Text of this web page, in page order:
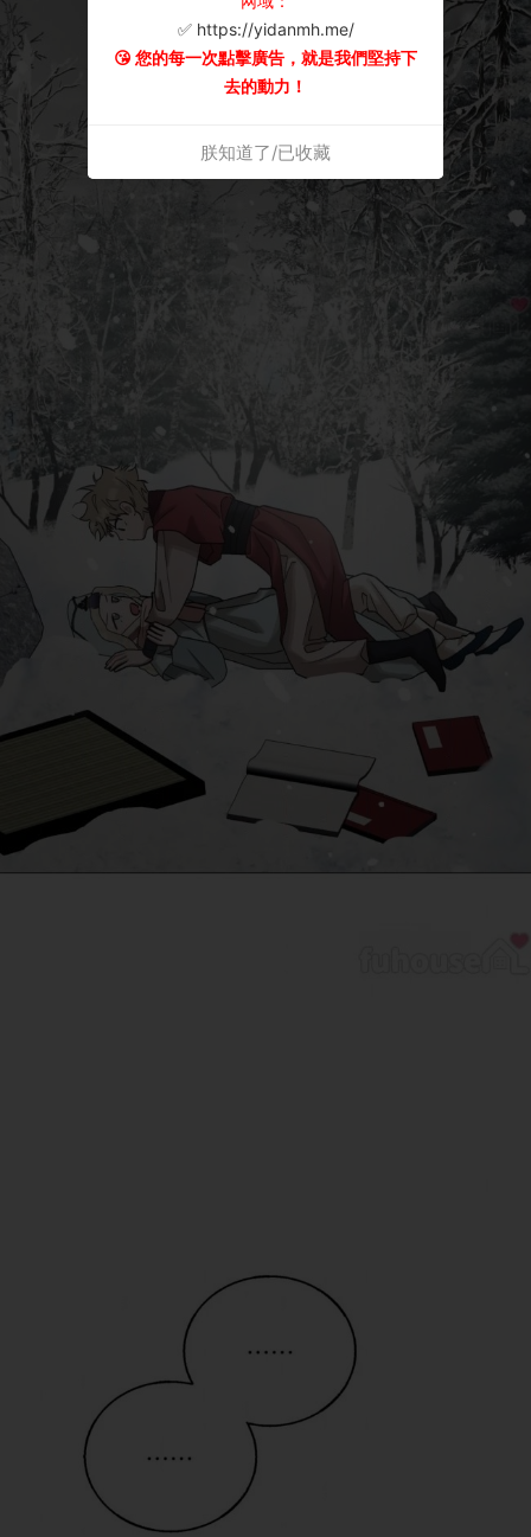
✅ https://yidanmh.me/
😘 您的每一次點擊廣告，就是我們堅持下
去的動力！
朕知道了/已收藏